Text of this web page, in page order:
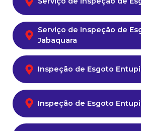
Serviço de Inspeção de
Jabaquara
Inspeção de Esgoto
Inspeção de Esgoto